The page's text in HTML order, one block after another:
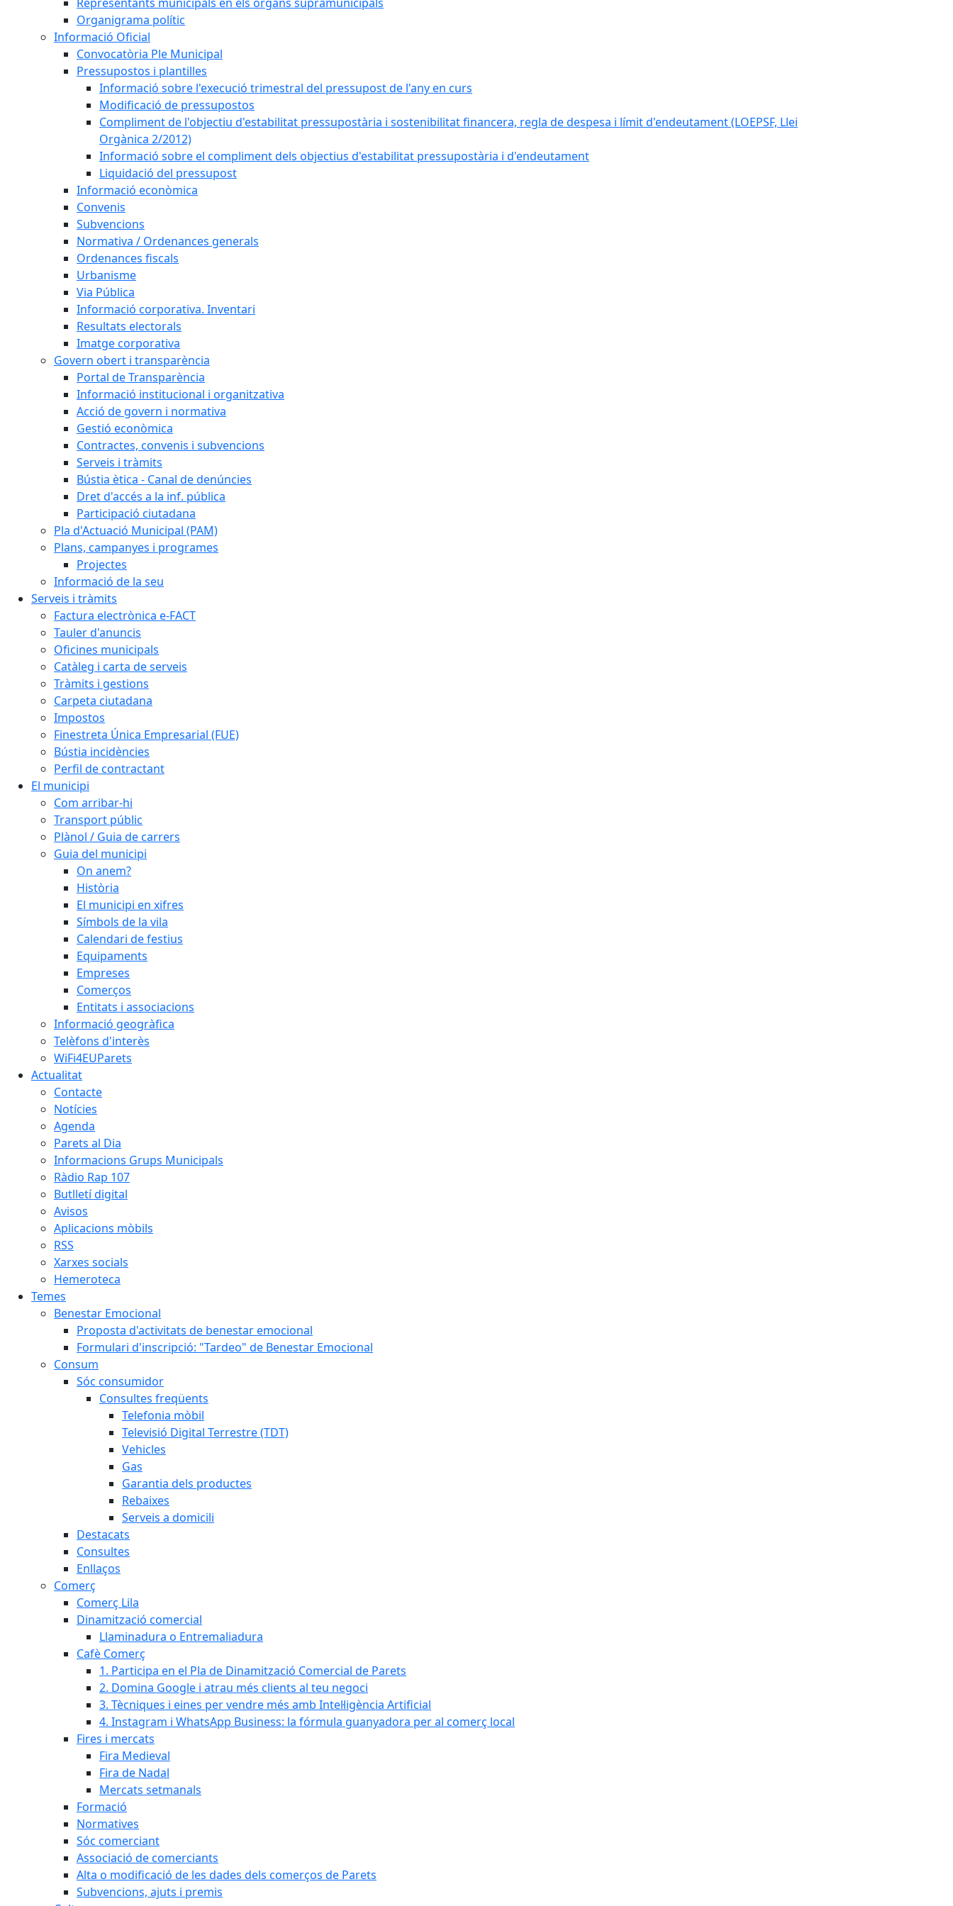
Organigrama polític
Informació Oficial
Convocatòria Ple Municipal
Pressupostos i plantilles
Informació sobre l'execució trimestral del pressupost de l'any en curs
Modificació de pressupostos
Compliment de l'objectiu d'estabilitat pressupostària i sostenibilitat financera, regla de despesa i límit d'endeutament (LOEPSF, Llei
Orgànica 2/2012)
Informació sobre el compliment dels objectius d'estabilitat pressupostària i d'endeutament
Liquidació del pressupost
Informació econòmica
Convenis
Subvencions
Normativa / Ordenances generals
Ordenances fiscals
Urbanisme
Via Pública
Informació corporativa. Inventari
Resultats electorals
Imatge corporativa
Govern obert i transparència
Portal de Transparència
Informació institucional i organitzativa
Acció de govern i normativa
Gestió econòmica
Contractes, convenis i subvencions
Serveis i tràmits
Bústia ètica - Canal de denúncies
Dret d'accés a la inf. pública
Participació ciutadana
Pla d'Actuació Municipal (PAM)
Plans, campanyes i programes
Projectes
Informació de la seu
Serveis i tràmits
Factura electrònica e-FACT
Tauler d'anuncis
Oficines municipals
Catàleg i carta de serveis
Tràmits i gestions
Carpeta ciutadana
Impostos
Finestreta Única Empresarial (FUE)
Bústia incidències
Perfil de contractant
El municipi
Com arribar-hi
Transport públic
Plànol / Guia de carrers
Guia del municipi
On anem?
Història
El municipi en xifres
Símbols de la vila
Calendari de festius
Equipaments
Empreses
Comerços
Entitats i associacions
Informació geogràfica
Telèfons d'interès
WiFi4EUParets
Actualitat
Contacte
Notícies
Agenda
Parets al Dia
Informacions Grups Municipals
Ràdio Rap 107
Butlletí digital
Avisos
Aplicacions mòbils
RSS
Xarxes socials
Hemeroteca
Temes
Benestar Emocional
Proposta d'activitats de benestar emocional
Formulari d'inscripció: "Tardeo" de Benestar Emocional
Consum
Sóc consumidor
Consultes freqüents
Telefonia mòbil
Televisió Digital Terrestre (TDT)
Vehicles
Gas
Garantia dels productes
Rebaixes
Serveis a domicili
Destacats
Consultes
Enllaços
Comerç
Comerç Lila
Dinamització comercial
Llaminadura o Entremaliadura
Cafè Comerç
1. Participa en el Pla de Dinamització Comercial de Parets
2. Domina Google i atrau més clients al teu negoci
3. Tècniques i eines per vendre més amb Intel·ligència Artificial
4. Instagram i WhatsApp Business: la fórmula guanyadora per al comerç local
Fires i mercats
Fira Medieval
Fira de Nadal
Mercats setmanals
Formació
Normatives
Sóc comerciant
Associació de comerciants
Alta o modificació de les dades dels comerços de Parets
Subvencions, ajuts i premis